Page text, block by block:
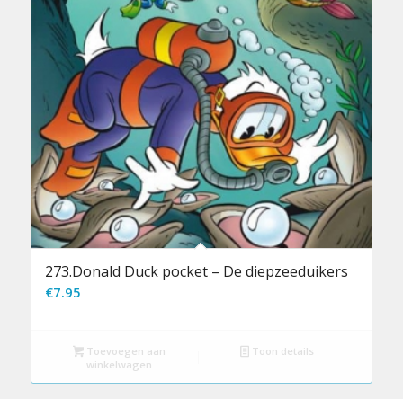
273.Donald Duck pocket – De diepzeeduikers
€7.95
Toevoegen aan
winkelwagen
Toon details